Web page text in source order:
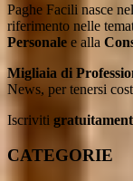
Paghe Facili nasce
riferimento nelle
Personale e alla
Migliaia di
News, per tenersi
Iscriviti
CATEGORIE